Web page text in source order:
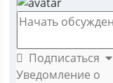
Подписаться
Уведомление о